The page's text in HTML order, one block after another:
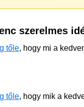
szerelmes
tőle, hogy mi a
tőle, hogy mik a